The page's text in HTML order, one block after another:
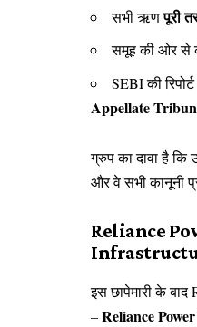
सभी ऋणपूरी
समूह की ओर से
SEBI की
Appellate
ग्रुप का दावा है कि
और वे सभी कानूनी
Reliance
इस छापेमारी के
–Reliance Power